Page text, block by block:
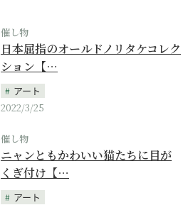
催し物
日本屈指のオールドノリタケコレク
ション【…
アート
2022/3/25
催し物
ニャンともかわいい猫たちに目が
くぎ付け【…
アート